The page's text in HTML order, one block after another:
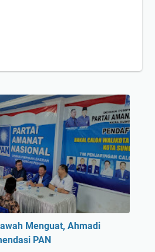
Menguat, Ahmadi
PAN